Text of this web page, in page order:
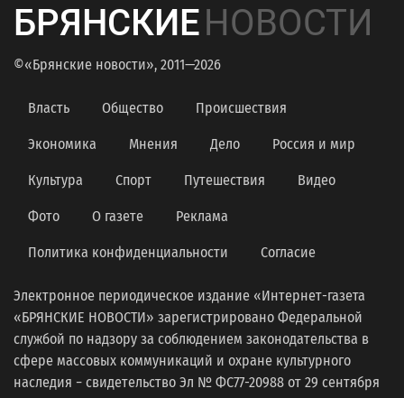
БРЯНСКИЕНОВОСТИ
©«Брянские новости», 2011—2026
Власть Общество Происшествия
Экономика Мнения Дело Россия и мир
Культура Спорт Путешествия Видео
Фото О газете Реклама
Политика конфиденциальности Согласие
Электронное периодическое издание «Интернет-газета
«БРЯНСКИЕ НОВОСТИ» зарегистрировано Федеральной
службой по надзору за соблюдением законодательства в
сфере массовых коммуникаций и охране культурного
наследия − свидетельство Эл № ФС77-20988 от 29 сентября